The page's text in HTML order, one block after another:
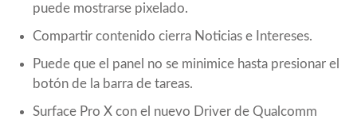
puede mostrarse pixelado.
Compartir contenido cierra Noticias e Intereses.
Puede que el panel no se minimice hasta presionar el
botón de la barra de tareas.
Surface Pro X con el nuevo Driver de Qualcomm